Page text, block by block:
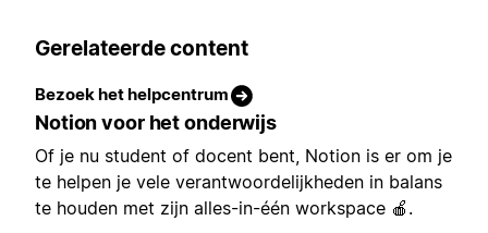
Gerelateerde content
Bezoek het helpcentrum
Notion voor het onderwijs
Of je nu student of docent bent, Notion is er om je
te helpen je vele verantwoordelijkheden in balans
te houden met zijn alles-in-één workspace 🍎.